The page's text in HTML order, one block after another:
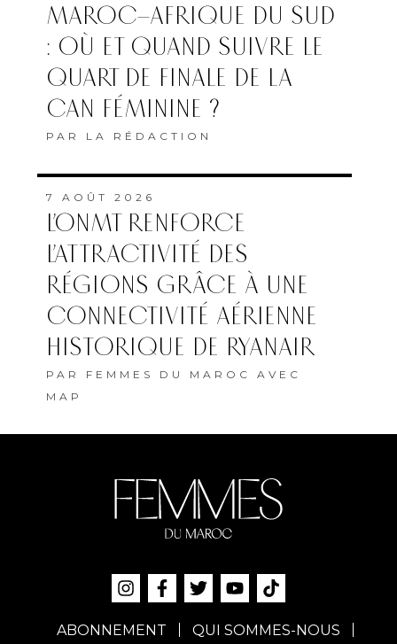
MAROC–AFRIQUE DU SUD
: OÙ ET QUAND SUIVRE LE
QUART DE FINALE DE LA
CAN FÉMININE ?
PAR LA RÉDACTION
7 AOÛT 2026
L’ONMT RENFORCE
L’ATTRACTIVITÉ DES
RÉGIONS GRÂCE À UNE
CONNECTIVITÉ AÉRIENNE
HISTORIQUE DE RYANAIR
PAR FEMMES DU MAROC AVEC
MAP
ABONNEMENT QUI SOMMES-NOUS